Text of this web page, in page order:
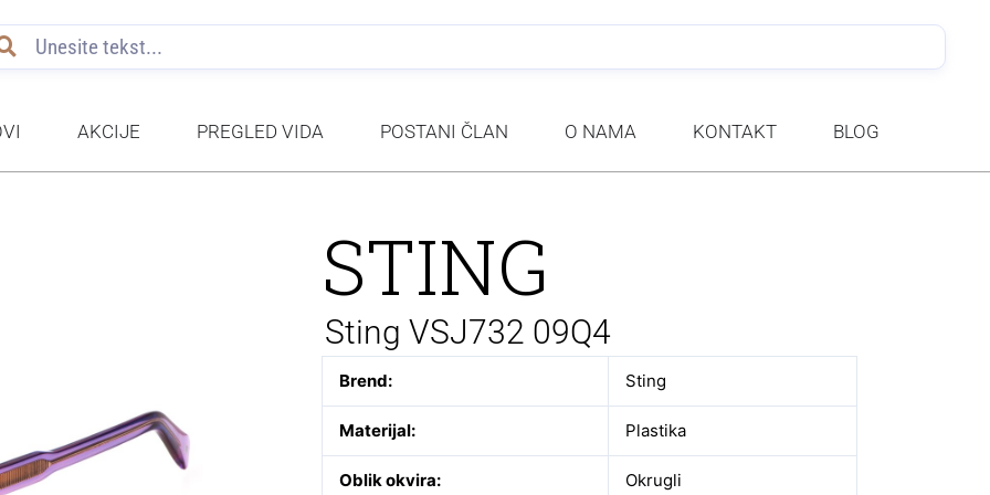
AKCIJE PREGLED VIDA POSTANI ČLAN O NAMA KONTAKT BLOG
STING
Sting VSJ732 09Q4
Brend: Sting
Materijal: Plastika
Oblik okvira: Okrugli